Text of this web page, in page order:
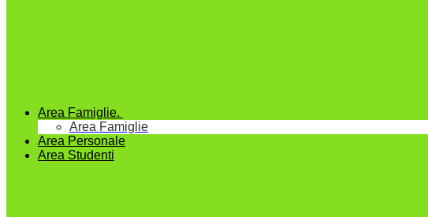
Area Famiglie.
Area Famiglie
Area Personale
Area Studenti